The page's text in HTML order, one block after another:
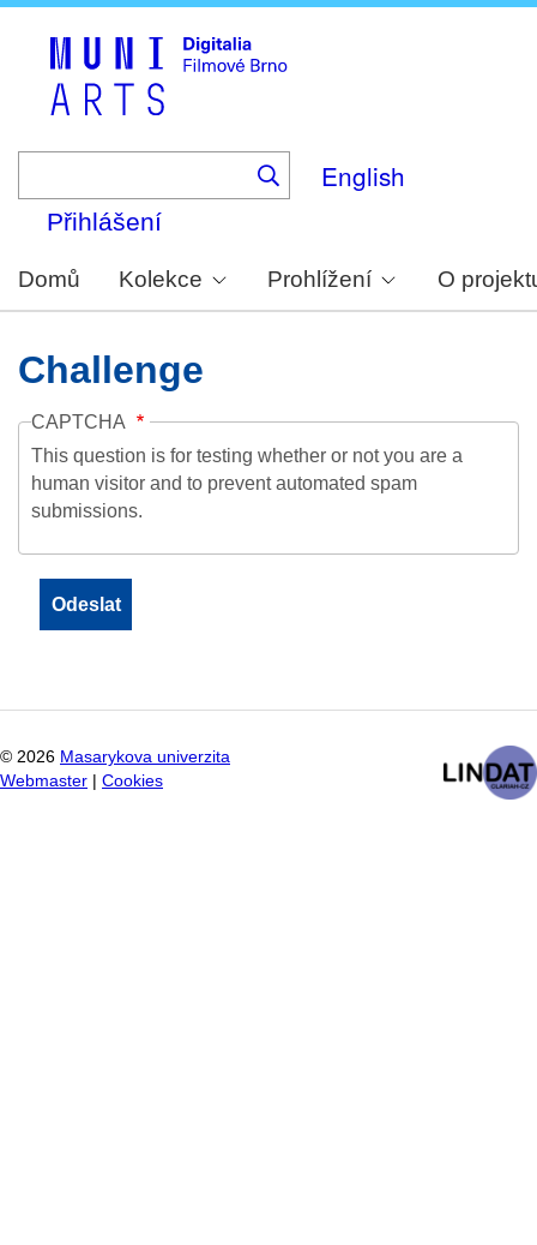
English
Přihlášení
Domů Kolekce Prohlížení O
Challenge
CAPTCHA
This question is for testing whether or not you are a
human visitor and to prevent automated spam
submissions.
© 2026 Masarykova univerzita
Webmaster
Cookies